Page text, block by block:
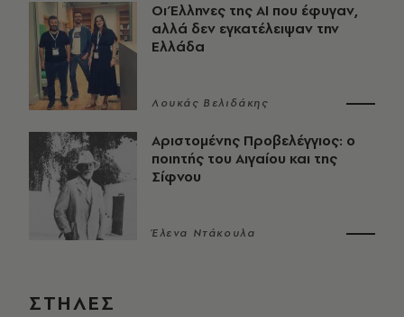
Οι Έλληνες της ΑΙ που έφυγαν,
αλλά δεν εγκατέλειψαν την
Ελλάδα
Λουκάς Βελιδάκης
Αριστομένης Προβελέγγιος: ο
ποιητής του Αιγαίου και της
Σίφνου
Έλενα Ντάκουλα
ΣΤΗΛΕΣ